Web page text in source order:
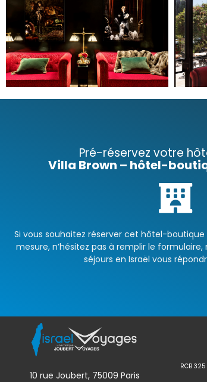
Pré-réservez votre
Villa Brown – hôtel-
Si vous souhaitez réserver cet hôtel-
mesure, n’hésitez pas à remplir le
séjours en Israël vous
10 rue Joubert, 75009 Paris
RCB